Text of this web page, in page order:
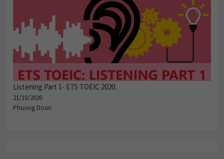
Listening Part 1- ETS TOEIC 2020.
21/10/2020
Phuong Doan